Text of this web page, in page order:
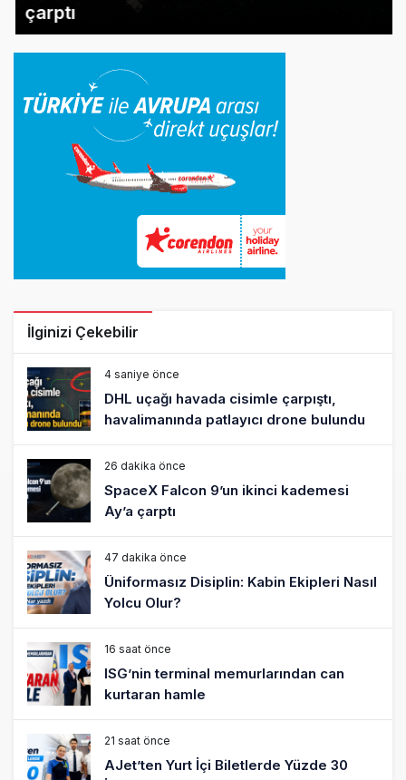
çarptı
İlginizi Çekebilir
4 saniye önce
DHL uçağı havada cisimle çarpıştı,
havalimanında patlayıcı drone bulundu
26 dakika önce
SpaceX Falcon 9’un ikinci kademesi
Ay’a çarptı
47 dakika önce
Üniformasız Disiplin: Kabin Ekipleri Nasıl
Yolcu Olur?
16 saat önce
ISG’nin terminal memurlarından can
kurtaran hamle
21 saat önce
AJet’ten Yurt İçi Biletlerde Yüzde 30